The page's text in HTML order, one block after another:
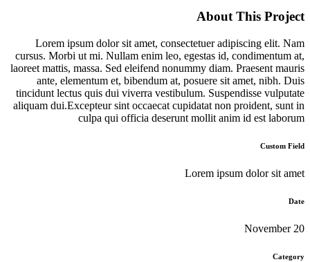
About This Project
Lorem ipsum dolor sit amet, consectetuer adipiscing elit. Nam
cursus. Morbi ut mi. Nullam enim leo, egestas id, condimentum at,
laoreet mattis, massa. Sed eleifend nonummy diam. Praesent mauris
ante, elementum et, bibendum at, posuere sit amet, nibh. Duis
tincidunt lectus quis dui viverra vestibulum. Suspendisse vulputate
aliquam dui.Excepteur sint occaecat cupidatat non proident, sunt in
culpa qui officia deserunt mollit anim id est laborum
Custom Field
Lorem ipsum dolor sit amet
Date
20 November
Category